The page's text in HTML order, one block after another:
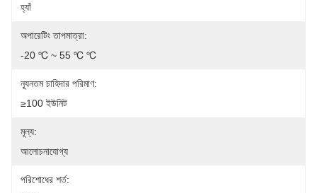
হ্যাঁ
অপারেটিং তাপমাত্রা:
-20 ℃ ~ 55 ℃ ℃
ন্যূনতম চাহিদার পরিমাণ:
≥100 ইউনিট
মূল্য:
আলোচনাযোগ্য
পরিশোধের শর্ত: